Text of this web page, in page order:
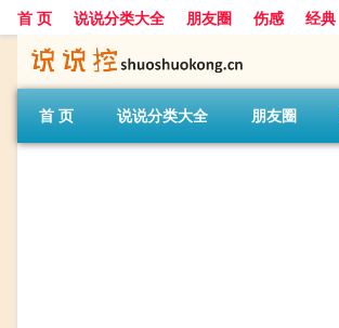
首 页 说说分类大全 朋友圈 伤感 经典
首 页 说说分类大全 朋友圈